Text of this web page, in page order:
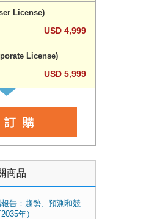
License)
USD 4,999
License)
USD 5,999
商品
告：趨勢、預測和競
年）